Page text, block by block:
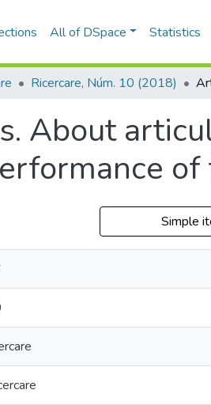
All of DSpace Statistics
Ricercare, Núm. 10 (2018)
About
Simple